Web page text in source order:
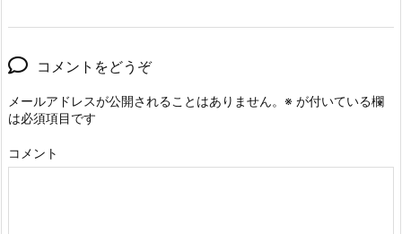
コメントをどうぞ
メールアドレスが公開されることはありません。 ※ が付いている欄
は必須項目です
コメント